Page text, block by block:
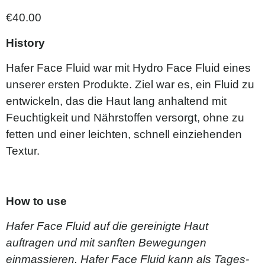
€40.00
History
Hafer Face Fluid war mit Hydro Face Fluid eines
unserer ersten Produkte. Ziel war es, ein Fluid zu
entwickeln, das die Haut lang anhaltend mit
Feuchtigkeit und Nährstoffen versorgt, ohne zu
fetten und einer leichten, schnell einziehenden
Textur.
How to use
Hafer Face Fluid auf die gereinigte Haut
auftragen und mit sanften Bewegungen
einmassieren. Hafer Face Fluid kann als Tages-